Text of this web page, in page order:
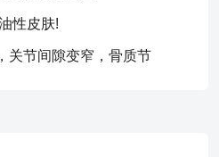
性皮肤!
关节间隙变窄，骨质节